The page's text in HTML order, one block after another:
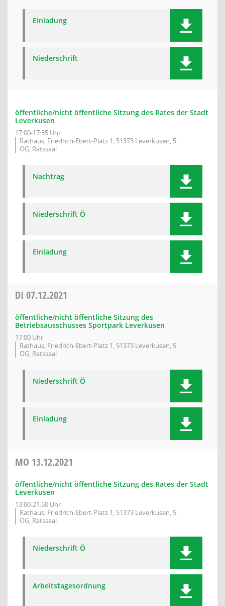
Einladung
Niederschrift
öffentliche/nicht öffentliche Sitzung des Rates der Stadt
Leverkusen
17:00-17:35 Uhr
Rathaus, Friedrich-Ebert-Platz 1, 51373 Leverkusen, 5.
OG, Ratssaal
Nachtrag
Niederschrift Ö
Einladung
DI 07.12.2021
öffentliche/nicht öffentliche Sitzung des
Betriebsausschusses Sportpark Leverkusen
17:00 Uhr
Rathaus, Friedrich-Ebert-Platz 1, 51373 Leverkusen, 5.
OG, Ratssaal
Niederschrift Ö
Einladung
MO 13.12.2021
öffentliche/nicht öffentliche Sitzung des Rates der Stadt
Leverkusen
13:00-21:50 Uhr
Rathaus, Friedrich-Ebert-Platz 1, 51373 Leverkusen, 5.
OG, Ratssaal
Niederschrift Ö
Arbeitstagesordnung